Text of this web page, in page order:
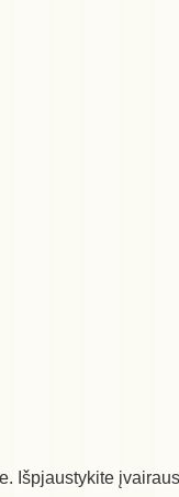
Išpjaustykite